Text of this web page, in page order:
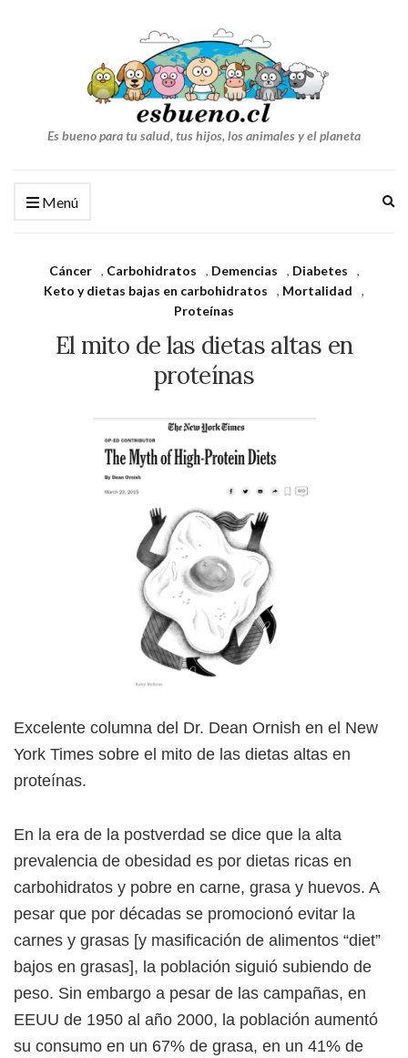
Es bueno para tu salud, tus hijos, los animales y el planeta
Menú
Cáncer , Carbohidratos , Demencias , Diabetes
,
Keto y dietas bajas en carbohidratos
, Mortalidad
,
Proteínas
El mito de las dietas altas en
proteínas
Excelente columna del Dr. Dean Ornish en el New
York Times sobre el mito de las dietas altas en
proteínas.
En la era de la postverdad se dice que la alta
prevalencia de obesidad es por dietas ricas en
carbohidratos y pobre en carne, grasa y huevos. A
pesar que por décadas se promocionó evitar la
carnes y grasas [y masificación de alimentos “diet”
bajos en grasas], la población siguió subiendo de
peso. Sin embargo a pesar de las campañas, en
EEUU de 1950 al año 2000, la población aumentó
su consumo en un 67% de grasa, en un 41% de